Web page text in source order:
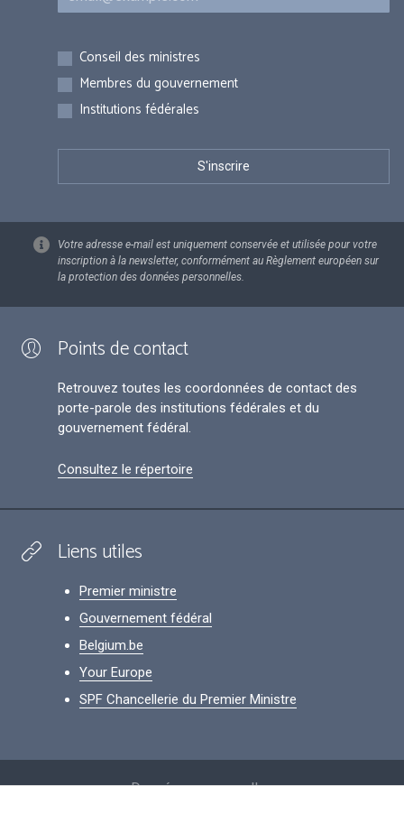
Inscriptions
Conseil des ministres
Membres du gouvernement
Institutions fédérales
Votre adresse e-mail est uniquement conservée et utilisée pour votre
inscription à la newsletter, conformément au Règlement européen sur
la protection des données personnelles.
Points de contact
Retrouvez toutes les coordonnées de contact des
porte-parole des institutions fédérales et du
gouvernement fédéral.
Consultez le répertoire
Liens utiles
Premier ministre
Gouvernement fédéral
Belgium.be
Your Europe
SPF Chancellerie du Premier Ministre
Données personnelles